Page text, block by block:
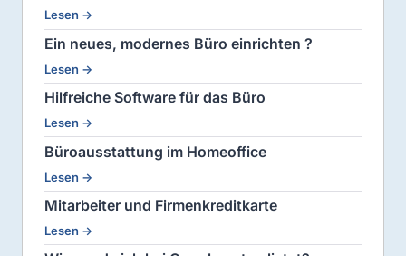
Lesen →
Ein neues, modernes Büro einrichten ?
Lesen →
Hilfreiche Software für das Büro
Lesen →
Büroausstattung im Homeoffice
Lesen →
Mitarbeiter und Firmenkreditkarte
Lesen →